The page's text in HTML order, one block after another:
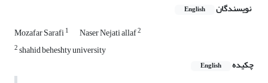
نویسندگان English
Mozafar Sarafi1 Naser Nejati allaf2
2shahid beheshty university
چکیده
English